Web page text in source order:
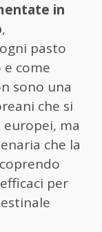
in
,
pasto
come
sono una
che si
ma
che la
per